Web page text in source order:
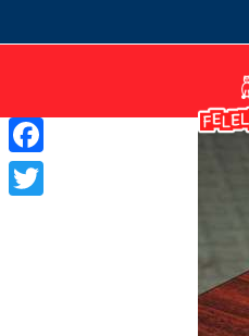
Facebook